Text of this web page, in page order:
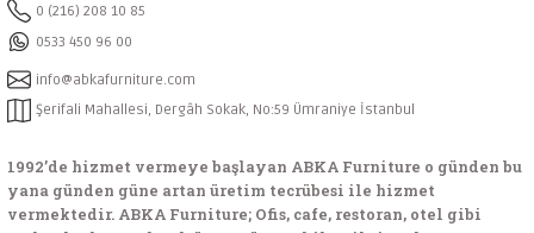
0 (216) 208 10 85
0533 450 96 00
info@abkafurniture.com
Şerifali Mahallesi, Dergâh Sokak, No:59 Ümraniye İstanbul
1992’de hizmet vermeye başlayan ABKA Furniture o günden bu
yana günden güne artan üretim tecrübesi ile hizmet
vermektedir. ABKA Furniture; Ofis, cafe, restoran, otel gibi